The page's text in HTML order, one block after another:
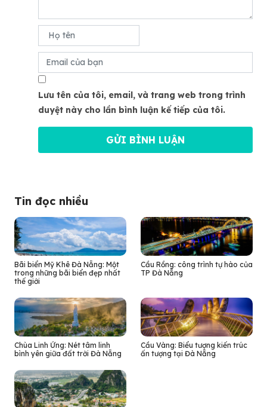
Lưu tên của tôi, email, và trang web trong trình
duyệt này cho lần bình luận kế tiếp của tôi.
Tin đọc nhiều
Bãi biển Mỹ Khê Đà Nẵng: Một
trong những bãi biển đẹp nhất
thế giới
Cầu Rồng: công trình tự hào của
TP Đà Nẵng
Chùa Linh Ứng: Nét tâm linh
bình yên giữa đất trời Đà Nẵng
Cầu Vàng: Biểu tượng kiến trúc
ấn tượng tại Đà Nẵng